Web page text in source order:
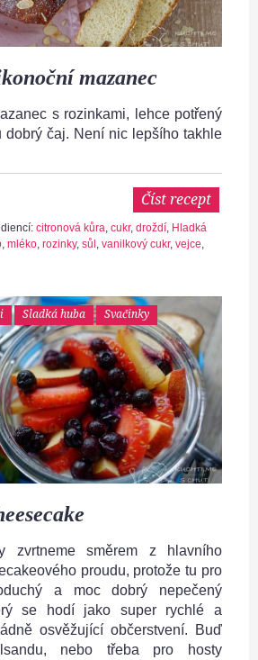
mazanec
s rozinkami, lehce potřený
dobrý čaj. Není nic lepšího takhle
Číst recept
citronová kůra, cukr, droždí, Hladká
, mléko, rozinky, sůl , vanilkový cukr, vejce,
Sladká huba Svačinky
zvrtneme směrem z hlavního
proudu, protože tu pro
a moc dobrý nepečený
se hodí jako super rychlé a
osvěžující občerstvení. Buď
nebo třeba pro hosty